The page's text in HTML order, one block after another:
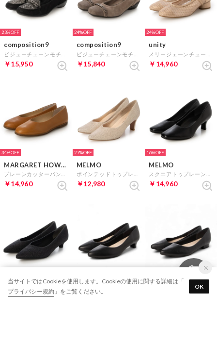
23%
composition9
￥15,950
24%
composition9
￥15,840
24%
unity
￥14,960
34%
MARGARET HOWELL idea
￥14,960
27%
MELMO
￥12,980
16%
MELMO
￥14,960
ANTEPRIMA
ポインテッドトゥアシンメトリーパンプス （Bラメ）
MELMO MELMO
ポインテッドトゥプレーンパンプス （ブラック）
当サイトではCookieを使用します。Cookieの使用に関する詳細は「
プライバシー規約 」をご覧ください。
OK